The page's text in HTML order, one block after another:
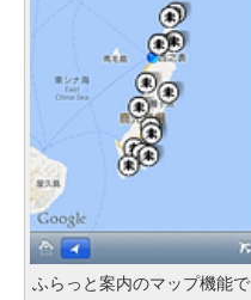
ふらっと案内のマップ機能で